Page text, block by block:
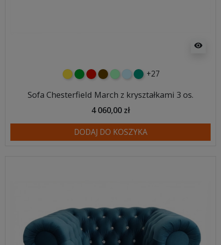
visibility
żółtyzielonyczerwony
czekoladowy
miętowybłękitny
turkusowy
+27
Sofa Chesterfield March z kryształkami 3 os.
4 060,00 zł
DODAJ DO KOSZYKA